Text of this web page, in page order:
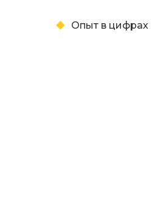
Опыт в цифрах